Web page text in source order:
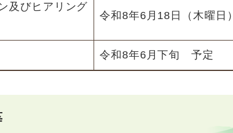
及びヒアリング
令和8年6月18日（木曜日）
令和8年6月下旬 予定